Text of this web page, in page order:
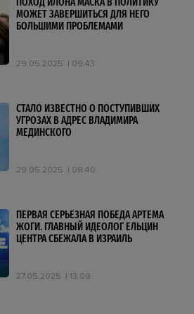
МОЖЕТ ЗАВЕРШИТЬСЯ ДЛЯ НЕГО
БОЛЬШИМИ ПРОБЛЕМАМИ
29.05.2025 09:43
СТАЛО ИЗВЕСТНО О ПОСТУПИВШИХ
УГРОЗАХ В АДРЕС ВЛАДИМИРА
МЕДИНСКОГО
29.05.2025 08:40
ПЕРВАЯ СЕРЬЕЗНАЯ ПОБЕДА АРТЕМА
ЖОГИ. ГЛАВНЫЙ ИДЕОЛОГ ЕЛЬЦИН
ЦЕНТРА СБЕЖАЛА В ИЗРАИЛЬ
27.05.2025 13:09